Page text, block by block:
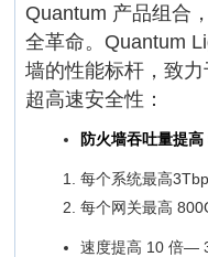
Quantum 产品组合
全革命。Quantum
墙的性能标杆，致
超高速安全性：
防火墙吞吐量提高
每个系统最高
每个网关最高
速度提高 10 倍—